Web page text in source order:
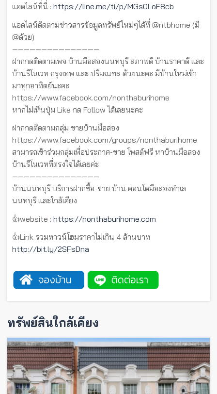
แอดไลน์ที่นี่ : https://line.me/ti/p/MGs0LoF8cb
แอดไลน์ติดตามข่าวสารข้อมูลทรัพย์ใหม่ๆได้ที่ @ntbhome (มี
@ด้วย)
———————————————
ฝากกดติดตามเพจ บ้านมือสองนนทบุรี สภาพดี บ้านราคาดี และ
บ้านรีโนเวท กรุงเทพ และ ปริมณฑล ด้วยนะคะ มีบ้านใหม่เข้า
มาทุกอาทิตย์นะคะ
https://www.facebook.com/nonthaburihome
หากไม่เห็นปุ่ม Like กด Follow ได้เลยนะคะ
ฝากกดติดตามกลุ่ม ขายบ้านมือสอง
https://www.facebook.com/groups/nonthaburihome
สามารถเข้าร่วมกลุ่มเพื่อประกาศ-ขาย โพสต์ฟรี หาบ้านมือสอง
บ้านรีโนเวทที่ตรงใจได้เลยค่ะ
———————————————
บ้านนนทบุรี บริการฝากซื้อ-ขาย บ้าน คอนโดมือสองทำเล
นนทบุรี และใกล้เคียง
👍website : https://nonthaburihome.com
👍Link รวมทาวน์โฮมราคาไม่เกิน 4 ล้านบาท
http://bit.ly/2SFsDna
ทรัพย์สินใกล้เคียง